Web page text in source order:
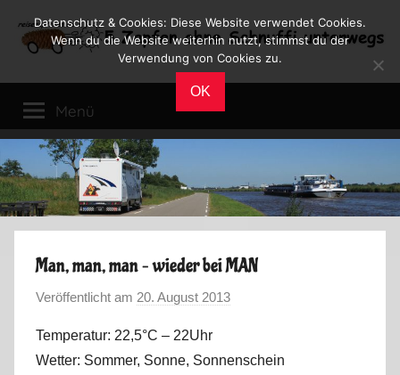
Inhalt
Reiseblog
Leben
im
Wohnmobil
Menü
Man, man, man – wieder bei MAN
Veröffentlicht am 20. August 2013
M
Temperatur: 22,5°C – 22Uhr
Wetter: Sommer, Sonne, Sonnenschein
Datenschutz & Cookies: Diese Website verwendet Cookies.
Wenn du die Website weiterhin nutzt, stimmst du der
Verwendung von Cookies zu.
OK